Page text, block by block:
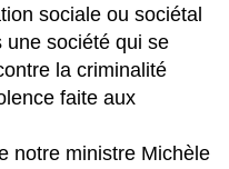
sociale ou sociétal
une société qui se
la criminalité
faite aux
notre ministre Michèle